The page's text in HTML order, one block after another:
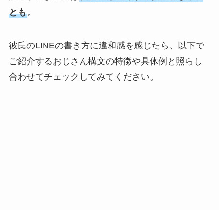
とも。
彼氏のLINEの書き方に違和感を感じたら、以下で
ご紹介するおじさん構文の特徴や具体例と照らし
合わせてチェックしてみてください。